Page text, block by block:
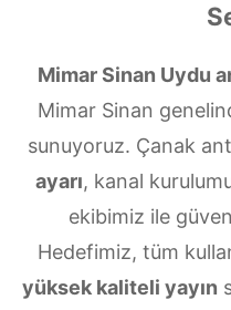
Mimar Sinan Uydu
Mimar Sinan
sunuyoruz. Çanak
ayarı, kanal
ekibimiz ile
Hedefimiz, tüm
yüksek kaliteli yayın